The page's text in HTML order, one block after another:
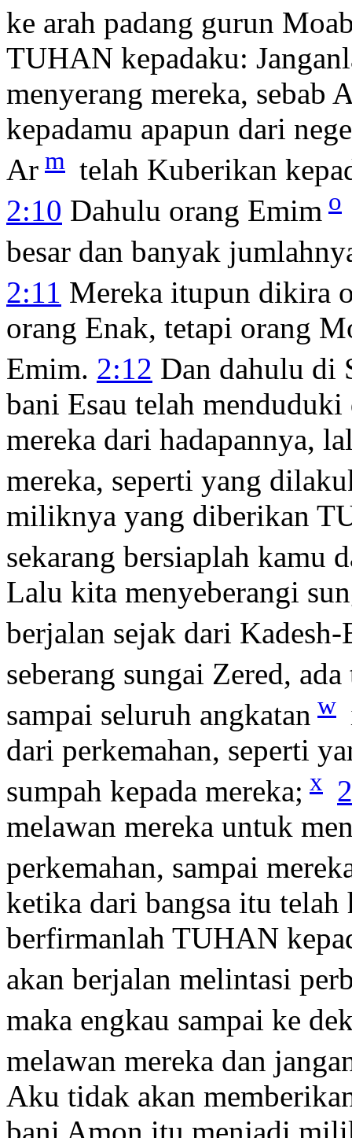
ke arah padang gurun
TUHAN kepadaku:
menyerang mereka, sebab
kepadamu apapun dari
Ar m telah Kuberikan
2:10 Dahulu orang Emim o
besar dan banyak
2:11 Mereka itupun dikira
orang Enak, tetapi orang
Emim. 2:12 Dan dahulu di
bani Esau telah menduduki
mereka dari hadapannya,
mereka, seperti yang
miliknya yang diberikan
sekarang bersiaplah kamu
Lalu kita menyeberangi
berjalan sejak dari Kadesh-
seberang sungai Zered,
sampai seluruh angkatan w
dari perkemahan, seperti
sumpah kepada mereka; x
melawan mereka untuk
perkemahan, sampai
ketika dari bangsa itu
berfirmanlah TUHAN
akan berjalan melintasi
maka engkau sampai ke
melawan mereka dan
Aku tidak akan